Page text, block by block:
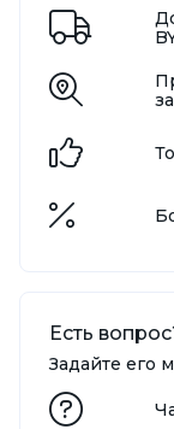
Есть
Задайте его